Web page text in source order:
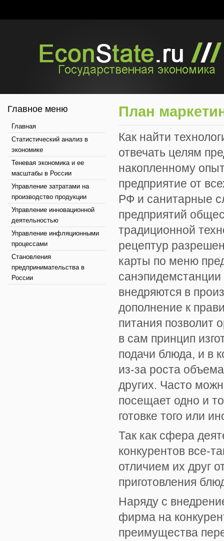
Главное меню
Главная
Статистический анализ в
экономике
Теневая экономика и ее
масштабы в России
Управление затратами на
производство продукции
Управление инновационной
деятельностью
Управление инфляционными
процессами
Становления
предпринимательства в
России
План
Как найти
отвечать целям
накопленному
предприятие от
РФ и санитарные
предприятий
традиционной
рецептур
карты по меню
внедряются в
дополнение к
питания позволит
в сам принцип
подачи блюда, и в
из-за роста
других. Часто
посещает одно и
готовке того или
Так как сфера
конкурентов все-
отличием их друг
приготовления
Наряду с
фирма на
преимущества